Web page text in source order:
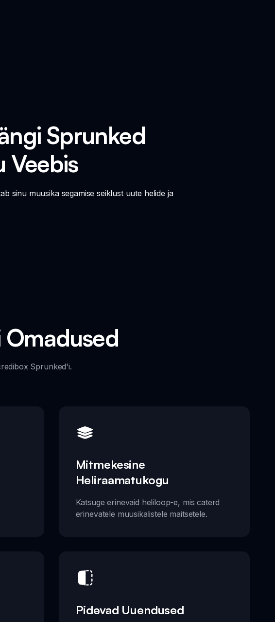
Sprunked
Veebis
sinu muusika segamise seiklust uute helide ja
Sprunked'i.
Mitmekesine
Heliraamatukogu
Katsuge erinevaid heliloop-e, mis caterd
erinevatele muusikalistele maitsetele.
Pidevad Uuendused